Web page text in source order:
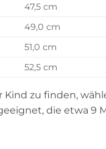
47,5 cm
49,0 cm
51,0 cm
52,5 cm
zu finden,
die etwa